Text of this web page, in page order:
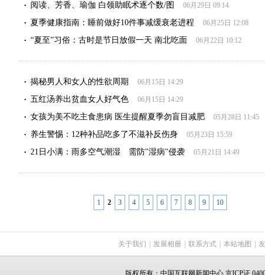
阅读、芳香、瑜伽 白领助眠术逐个数/图 06月29日 09:14
夏季健康指南：睡前做好10件事减缓衰老进程 06月25日 12:08
“夏至”习俗：古时是节日放假一天 南北吃面 06月22日 10:12
揭秘男人和女人的性欲周期 06月15日 14:29
五红汤养出贫血女人好气色 06月15日 14:29
女孩为美不吃主食患病 医生提醒夏季勿盲目减肥 05月28日 11:45
养生警惕：12种补品吃多了不滋补反伤身 05月23日 15:59
21日小满：雨多空气潮湿 需防"湿病"侵袭 05月21日 14:49
1 2 3 4 5 6 7 8 9 10